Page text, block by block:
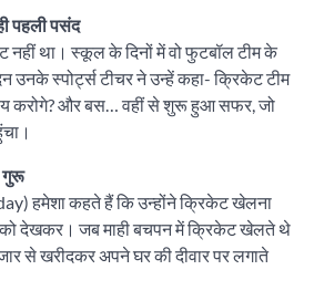
पहली पसंद
नहीं था। स्कूल के दिनों में वो फुटबॉल टीम के
उनके स्पोर्ट्स टीचर ने उन्हें कहा- क्रिकेट टीम
करोगे? और बस… वहीं से शुरू हुआ सफर, जो
गुरू
हमेशा कहते हैं कि उन्होंने क्रिकेट खेलना
देखकर। जब माही बचपन में क्रिकेट खेलते थे
से खरीदकर अपने घर की दीवार पर लगाते